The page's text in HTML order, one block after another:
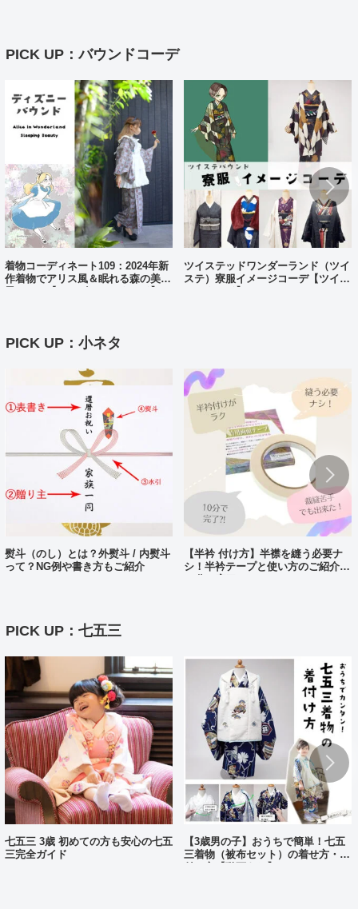
PICK UP：バウンドコーデ
着物コーディネート109：2024年新
作着物でアリス風＆眠れる森の美女
ツイステッドワンダーランド（ツイ
ステ）寮服イメージコーデ【ツイス
PICK UP：小ネタ
熨斗（のし）とは？外熨斗 / 内熨斗
って？NG例や書き方もご紹介
【半衿 付け方】半襟を縫う必要ナ
シ！半衿テープと使い方のご紹介。
PICK UP：七五三
七五三 3歳 初めての方も安心の七五
三完全ガイド
【3歳男の子】おうちで簡単！七五
三着物（被布セット）の着せ方・着